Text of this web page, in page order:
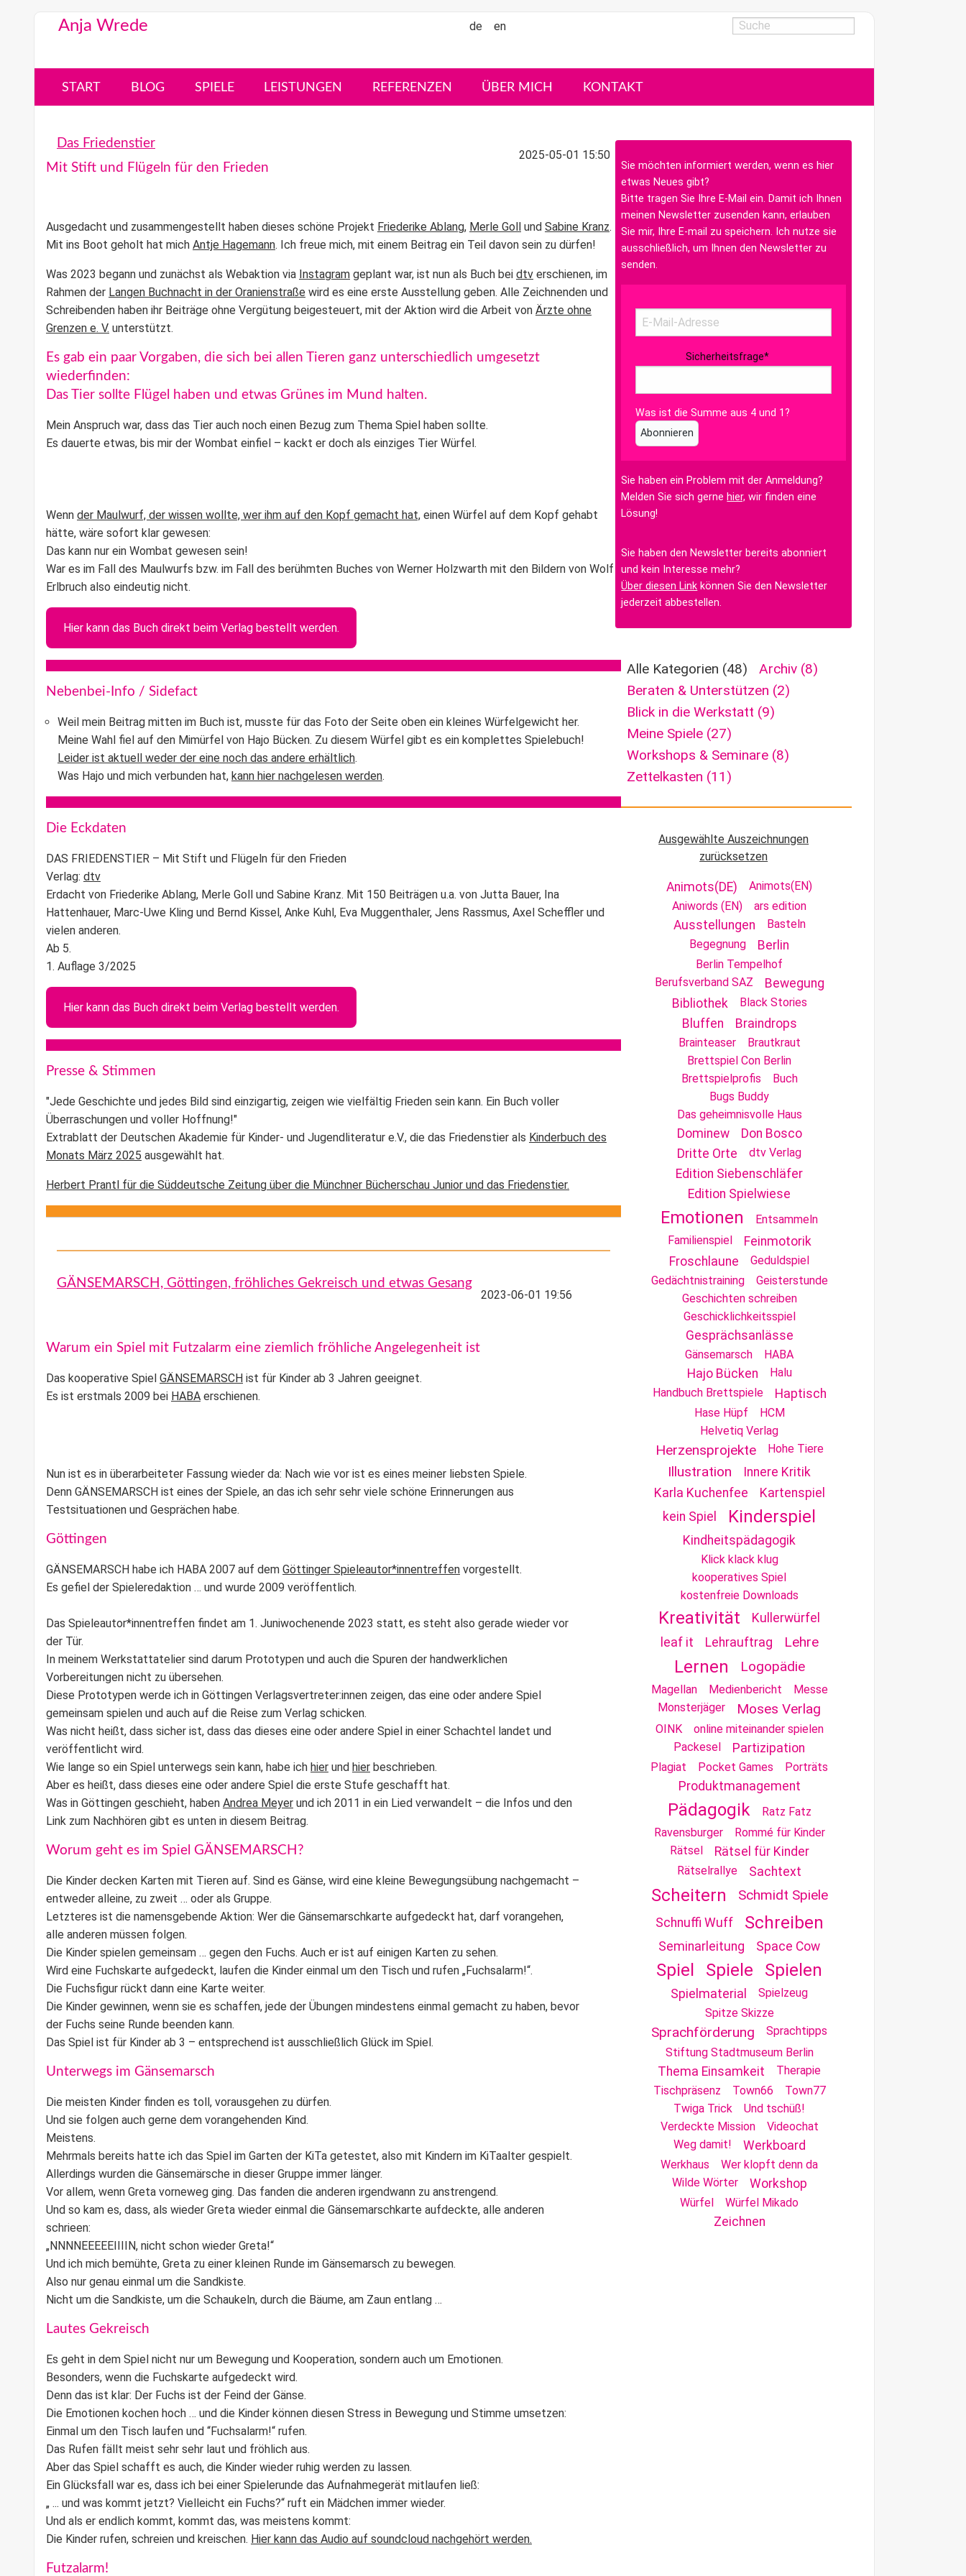
Anja Wrede de en
START BLOG SPIELE LEISTUNGEN REFERENZEN ÜBER MICH KONTAKT
2025-05-01 15:50
Das Friedenstier
Mit Stift und Flügeln für den Frieden
Ausgedacht und zusammengestellt haben dieses schöne Projekt Friederike Ablang, Merle Goll und Sabine Kranz.
Mit ins Boot geholt hat mich Antje Hagemann. Ich freue mich, mit einem Beitrag ein Teil davon sein zu dürfen!
Was 2023 begann und zunächst als Webaktion via Instagram geplant war, ist nun als Buch bei dtv erschienen, im
Rahmen der Langen Buchnacht in der Oranienstraße wird es eine erste Ausstellung geben. Alle Zeichnenden und
Schreibenden haben ihr Beiträge ohne Vergütung beigesteuert, mit der Aktion wird die Arbeit von Ärzte ohne
Grenzen e. V. unterstützt.
Es gab ein paar Vorgaben, die sich bei allen Tieren ganz unterschiedlich umgesetzt
wiederfinden:
Das Tier sollte Flügel haben und etwas Grünes im Mund halten.
Mein Anspruch war, dass das Tier auch noch einen Bezug zum Thema Spiel haben sollte.
Es dauerte etwas, bis mir der Wombat einfiel – kackt er doch als einziges Tier Würfel.
Wenn der Maulwurf, der wissen wollte, wer ihm auf den Kopf gemacht hat, einen Würfel auf dem Kopf gehabt
hätte, wäre sofort klar gewesen:
Das kann nur ein Wombat gewesen sein!
War es im Fall des Maulwurfs bzw. im Fall des berühmten Buches von Werner Holzwarth mit den Bildern von Wolf
Erlbruch also eindeutig nicht.
Hier kann das Buch direkt beim Verlag bestellt werden.
Nebenbei-Info / Sidefact
Weil mein Beitrag mitten im Buch ist, musste für das Foto der Seite oben ein kleines Würfelgewicht her.
Meine Wahl fiel auf den Mimürfel von Hajo Bücken. Zu diesem Würfel gibt es ein komplettes Spielebuch!
Leider ist aktuell weder der eine noch das andere erhältlich.
Was Hajo und mich verbunden hat, kann hier nachgelesen werden.
Die Eckdaten
DAS FRIEDENSTIER – Mit Stift und Flügeln für den Frieden
Verlag: dtv
Erdacht von Friederike Ablang, Merle Goll und Sabine Kranz. Mit 150 Beiträgen u.a. von Jutta Bauer, Ina
Hattenhauer, Marc-Uwe Kling und Bernd Kissel, Anke Kuhl, Eva Muggenthaler, Jens Rassmus, Axel Scheffler und
vielen anderen.
Ab 5.
1. Auflage 3/2025
Hier kann das Buch direkt beim Verlag bestellt werden.
Presse & Stimmen
"Jede Geschichte und jedes Bild sind einzigartig, zeigen wie vielfältig Frieden sein kann. Ein Buch voller
Überraschungen und voller Hoffnung!"
Extrablatt der Deutschen Akademie für Kinder- und Jugendliteratur e.V., die das Friedenstier als Kinderbuch des
Monats März 2025 ausgewählt hat.
Herbert Prantl für die Süddeutsche Zeitung über die Münchner Bücherschau Junior und das Friedenstier.
2023-06-01 19:56
GÄNSEMARSCH, Göttingen, fröhliches Gekreisch und etwas Gesang
Warum ein Spiel mit Futzalarm eine ziemlich fröhliche Angelegenheit ist
Das kooperative Spiel GÄNSEMARSCH ist für Kinder ab 3 Jahren geeignet.
Es ist erstmals 2009 bei HABA erschienen.
Nun ist es in überarbeiteter Fassung wieder da: Nach wie vor ist es eines meiner liebsten Spiele.
Denn GÄNSEMARSCH ist eines der Spiele, an das ich sehr sehr viele schöne Erinnerungen aus
Testsituationen und Gesprächen habe.
Göttingen
GÄNSEMARSCH habe ich HABA 2007 auf dem Göttinger Spieleautor*innentreffen vorgestellt.
Es gefiel der Spieleredaktion … und wurde 2009 veröffentlich.
Das Spieleautor*innentreffen findet am 1. Juniwochenende 2023 statt, es steht also gerade wieder vor
der Tür.
In meinem Werkstattatelier sind darum Prototypen und auch die Spuren der handwerklichen
Vorbereitungen nicht zu übersehen.
Diese Prototypen werde ich in Göttingen Verlagsvertreter:innen zeigen, das eine oder andere Spiel
gemeinsam spielen und auch auf die Reise zum Verlag schicken.
Was nicht heißt, dass sicher ist, dass das dieses eine oder andere Spiel in einer Schachtel landet und
veröffentlicht wird.
Wie lange so ein Spiel unterwegs sein kann, habe ich hier und hier beschrieben.
Aber es heißt, dass dieses eine oder andere Spiel die erste Stufe geschafft hat.
Was in Göttingen geschieht, haben Andrea Meyer und ich 2011 in ein Lied verwandelt – die Infos und den
Link zum Nachhören gibt es unten in diesem Beitrag.
Worum geht es im Spiel GÄNSEMARSCH?
Die Kinder decken Karten mit Tieren auf. Sind es Gänse, wird eine kleine Bewegungsübung nachgemacht –
entweder alleine, zu zweit … oder als Gruppe.
Letzteres ist die namensgebende Aktion: Wer die Gänsemarschkarte aufgedeckt hat, darf vorangehen,
alle anderen müssen folgen.
Die Kinder spielen gemeinsam … gegen den Fuchs. Auch er ist auf einigen Karten zu sehen.
Wird eine Fuchskarte aufgedeckt, laufen die Kinder einmal um den Tisch und rufen „Fuchsalarm!“.
Die Fuchsfigur rückt dann eine Karte weiter.
Die Kinder gewinnen, wenn sie es schaffen, jede der Übungen mindestens einmal gemacht zu haben, bevor
der Fuchs seine Runde beenden kann.
Das Spiel ist für Kinder ab 3 – entsprechend ist ausschließlich Glück im Spiel.
Unterwegs im Gänsemarsch
Die meisten Kinder finden es toll, vorausgehen zu dürfen.
Und sie folgen auch gerne dem vorangehenden Kind.
Meistens.
Mehrmals bereits hatte ich das Spiel im Garten der KiTa getestet, also mit Kindern im KiTaalter gespielt.
Allerdings wurden die Gänsemärsche in dieser Gruppe immer länger.
Vor allem, wenn Greta vorneweg ging. Das fanden die anderen irgendwann zu anstrengend.
Und so kam es, dass, als wieder Greta wieder einmal die Gänsemarschkarte aufdeckte, alle anderen
schrieen:
„NNNNEEEEEIIIIN, nicht schon wieder Greta!“
Und ich mich bemühte, Greta zu einer kleinen Runde im Gänsemarsch zu bewegen.
Also nur genau einmal um die Sandkiste.
Nicht um die Sandkiste, um die Schaukeln, durch die Bäume, am Zaun entlang …
Lautes Gekreisch
Es geht in dem Spiel nicht nur um Bewegung und Kooperation, sondern auch um Emotionen.
Besonders, wenn die Fuchskarte aufgedeckt wird.
Denn das ist klar: Der Fuchs ist der Feind der Gänse.
Die Emotionen kochen hoch … und die Kinder können diesen Stress in Bewegung und Stimme umsetzen:
Einmal um den Tisch laufen und “Fuchsalarm!“ rufen.
Das Rufen fällt meist sehr sehr laut und fröhlich aus.
Aber das Spiel schafft es auch, die Kinder wieder ruhig werden zu lassen.
Ein Glücksfall war es, dass ich bei einer Spielerunde das Aufnahmegerät mitlaufen ließ:
„ ... und was kommt jetzt? Vielleicht ein Fuchs?“ ruft ein Mädchen immer wieder.
Und als er endlich kommt, kommt das, was meistens kommt:
Die Kinder rufen, schreien und kreischen. Hier kann das Audio auf soundcloud nachgehört werden.
Futzalarm!
Sie möchten informiert werden, wenn es hier
etwas Neues gibt?
Bitte tragen Sie Ihre E-Mail ein. Damit ich Ihnen
meinen Newsletter zusenden kann, erlauben
Sie mir, Ihre E-mail zu speichern. Ich nutze sie
ausschließlich, um Ihnen den Newsletter zu
senden.
Sicherheitsfrage*
Was ist die Summe aus 4 und 1?
Abonnieren
Sie haben ein Problem mit der Anmeldung?
Melden Sie sich gerne hier, wir finden eine
Lösung!
Sie haben den Newsletter bereits abonniert
und kein Interesse mehr?
Über diesen Link können Sie den Newsletter
jederzeit abbestellen.
Alle Kategorien (48) Archiv (8)
Beraten & Unterstützen (2)
Blick in die Werkstatt (9)
Meine Spiele (27)
Workshops & Seminare (8)
Zettelkasten (11)
Ausgewählte Auszeichnungen
zurücksetzen
Animots(DE)
Animots(EN)
Aniwords (EN)
ars edition
Ausstellungen
Basteln
Begegnung
Berlin
Berlin Tempelhof
Berufsverband SAZ
Bewegung
Bibliothek
Black Stories
Bluffen Braindrops
Brainteaser
Brautkraut
Brettspiel Con Berlin
Brettspielprofis
Buch
Bugs Buddy
Das geheimnisvolle Haus
Dominew
Don Bosco
Dritte Orte
dtv Verlag
Edition Siebenschläfer
Edition Spielwiese
Emotionen
Entsammeln
Familienspiel
Feinmotorik
Froschlaune
Geduldspiel
Gedächtnistraining
Geisterstunde
Geschichten schreiben
Geschicklichkeitsspiel
Gesprächsanlässe
Gänsemarsch HABA
Hajo Bücken
Halu
Handbuch Brettspiele
Haptisch
Hase Hüpf
HCM
Helvetiq Verlag
Herzensprojekte Hohe Tiere
Illustration
Innere Kritik
Karla Kuchenfee
Kartenspiel
kein Spiel
Kinderspiel
Kindheitspädagogik
Klick klack klug
kooperatives Spiel
kostenfreie Downloads
Kreativität
Kullerwürfel
leaf it
Lehrauftrag Lehre
Lernen Logopädie
Magellan Medienbericht
Messe
Monsterjäger
Moses Verlag
OINK
online miteinander spielen
Packesel
Partizipation
Plagiat Pocket Games Porträts
Produktmanagement
Pädagogik
Ratz Fatz
Ravensburger
Rommé für Kinder
Rätsel
Rätsel für Kinder
Rätselrallye Sachtext
Scheitern Schmidt Spiele
Schnuffi Wuff Schreiben
Seminarleitung Space Cow
Spiel Spiele Spielen
Spielmaterial
Spielzeug
Spitze Skizze
Sprachförderung
Sprachtipps
Stiftung Stadtmuseum Berlin
Thema Einsamkeit
Therapie
Tischpräsenz
Town66
Town77
Twiga Trick
Und tschüß!
Verdeckte Mission
Videochat
Weg damit!
Werkboard
Werkhaus
Wer klopft denn da
Wilde Wörter
Workshop
Würfel Würfel Mikado
Zeichnen